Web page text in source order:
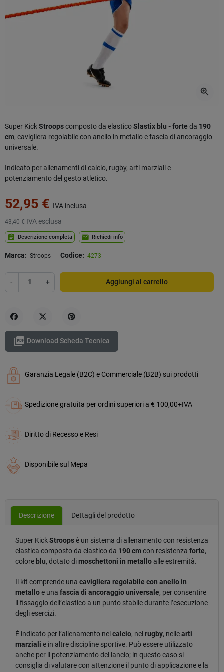
zoom_in
Super KickStroopscomposto da elasticoSlastix blu - forte da 190
cm, cavigliera regolabile con anello in metallo e fascia di ancoraggio
universale.
Indicato per allenamenti di calcio, rugby, arti marziali e
potenziamento del gesto atletico.
52,95 € IVA inclusa
43,40 € IVA esclusa
assignment Descrizione completa mail Richiedi info
Marca: Stroops Codice: 4273
- + Aggiungi al carrello
 Download Scheda Tecnica
Garanzia Legale (B2C) e Commerciale (B2B) sui prodotti
Spedizione gratuita per ordini superiori a € 100,00+IVA
Diritto di Recesso e Resi
Disponibile sul Mepa
Descrizione Dettagli del prodotto
Super KickStroopsè un sistema di allenamento con resistenza
elastica composto da elastico da 190 cmcon resistenza forte,
colore blu, dotato dimoschettoni in metallo alle estremità.
Il kit comprende una cavigliera regolabile con anello in
metalloe una fascia di ancoraggio universale, per consentire
il fissaggio dell’elastico a un punto stabile durante l’esecuzione
degli esercizi.
È indicato per l’allenamento nel calcio, nel rugby, nellearti
marziali e in altre discipline sportive. Può essere utilizzato
anche per il potenziamento del lancio; in questo caso si
consiglia di valutare con attenzione il punto di applicazione e la